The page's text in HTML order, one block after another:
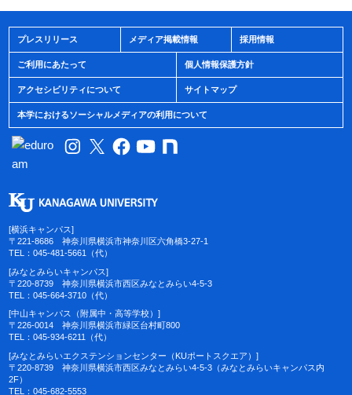
プレスリリース メディア掲載情報 採用情報
ご利用にあたって 個人情報保護方針
アクセシビリティについて サイトマップ
本学におけるソーシャルメディアの利用について
[横浜キャンパス]
〒221-8686 神奈川県横浜市神奈川区六角橋3-27-1
TEL：045-481-5661（代）
[みなとみらいキャンパス]
〒220-8739 神奈川県横浜市西区みなとみらい4-5-3
TEL：045-664-3710（代）
[中山キャンパス（附属中・高等学校）]
〒226-0014 神奈川県横浜市緑区台村町800
TEL：045-934-6211（代）
[みなとみらいエクステンションセンター（KUポートスクエア）]
〒220-8739 神奈川県横浜市西区みなとみらい4-5-3（みなとみらいキャンパス内
2F）
TEL：045-682-5553